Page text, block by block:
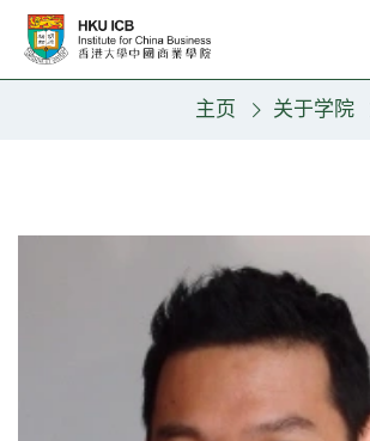
跳往主要内容
主页 关于学院